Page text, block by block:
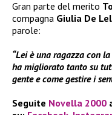
Gran parte del merito
compagna Giulia De
parole:
“Lei è una ragazza con
ha migliorato tanto su
gente e come gestire i
Seguite Novella 2000